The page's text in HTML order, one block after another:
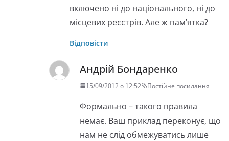
включено ні до національного, ні до
місцевих реєстрів. Але ж пам’ятка?
Відповісти
Андрій Бондаренко
15/09/2012 о 12:52 Постійне посилання
Формально – такого правила
немає. Ваш приклад переконує, що
нам не слід обмежуватись лише